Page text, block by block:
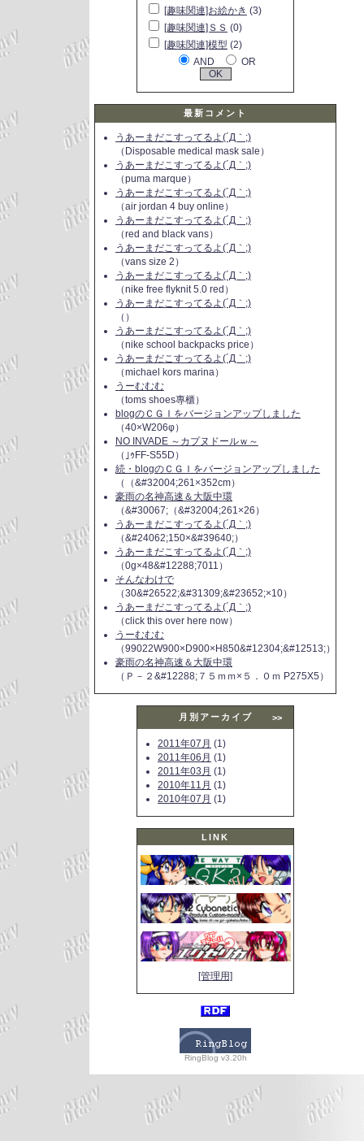
[趣味関連]お絵かき (3)
[趣味関連]ＳＳ (0)
[趣味関連]模型 (2)
AND
OR
最新コメント
うあーまだこすってるよ(´Д｀;)
（Disposable medical mask sale）
うあーまだこすってるよ(´Д｀;)
（puma marque）
うあーまだこすってるよ(´Д｀;)
（air jordan 4 buy online）
うあーまだこすってるよ(´Д｀;)
（red and black vans）
うあーまだこすってるよ(´Д｀;)
（vans size 2）
うあーまだこすってるよ(´Д｀;)
（nike free flyknit 5.0 red）
うあーまだこすってるよ(´Д｀;)
（）
うあーまだこすってるよ(´Д｀;)
（nike school backpacks price）
うあーまだこすってるよ(´Д｀;)
（michael kors marina）
うーむむむ
（toms shoes專櫃）
blogのＣＧＩをバージョンアップしました
（40×W206φ）
NO INVADE ～カプヌドールｗ～
（｣ｩFF-S55D）
続・blogのＣＧＩをバージョンアップしました
（（&#32004;261×352cm）
豪雨の名神高速＆大阪中環
（&#30067;（&#32004;261×26）
うあーまだこすってるよ(´Д｀;)
（&#24062;150×&#39640;）
うあーまだこすってるよ(´Д｀;)
（0g×48&#12288;7011）
そんなわけで
（30&#26522;&#31309;&#23652;×10）
うあーまだこすってるよ(´Д｀;)
（click this over here now）
うーむむむ
（99022W900×D900×H850&#12304;&#12513;）
豪雨の名神高速＆大阪中環
（Ｐ－２&#12288;７５ｍｍ×５．０ｍ P275X5）
月別アーカイブ >>
2011年07月 (1)
2011年06月 (1)
2011年03月 (1)
2010年11月 (1)
2010年07月 (1)
LINK
[管理用]
RingBlog v3.20h